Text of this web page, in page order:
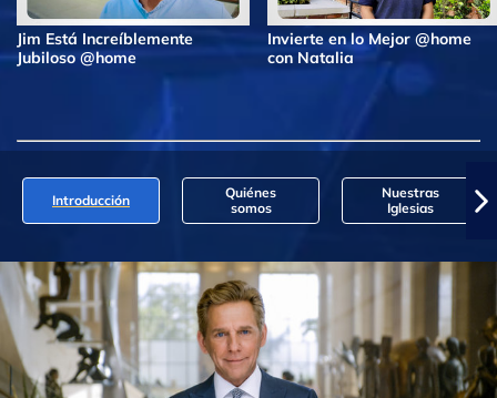
Jim Está Increíblemente
Jubiloso @home
Invierte en lo Mejor @home
con Natalia
Introducción
Quiénes
somos
Nuestras
Iglesias